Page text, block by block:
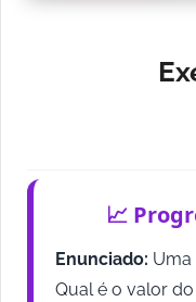
📈
Enunciado: Uma
Qual é o valor do